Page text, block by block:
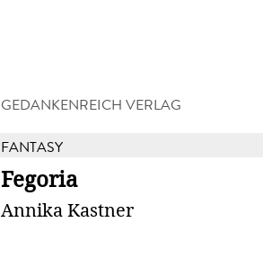
GEDANKENREICH VERLAG
FANTASY
Fegoria
Annika Kastner